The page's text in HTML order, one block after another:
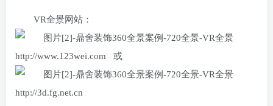
VR全景网站：
http://www.123wei.com 或
http://3d.fg.net.cn